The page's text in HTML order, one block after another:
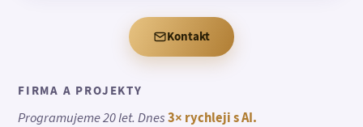
Kontakt
FIRMA A PROJEKTY
Programujeme 20 let. Dnes3× rychleji s AI.